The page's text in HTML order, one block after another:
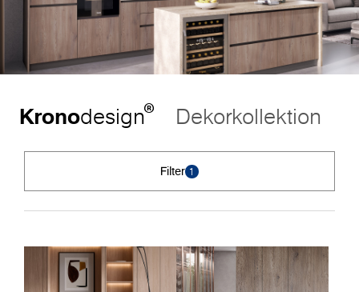
Kronodesign® Dekorkollektion
Filter 1